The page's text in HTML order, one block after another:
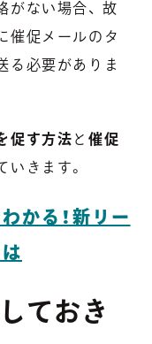
がない場合、 故
催促メールのタ
る必要がありま
促す方法 と催促
きます。
かる！新リー
ておき